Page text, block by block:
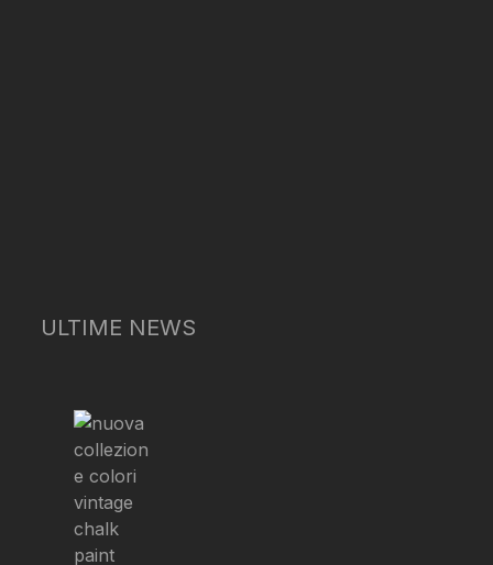
ULTIME NEWS